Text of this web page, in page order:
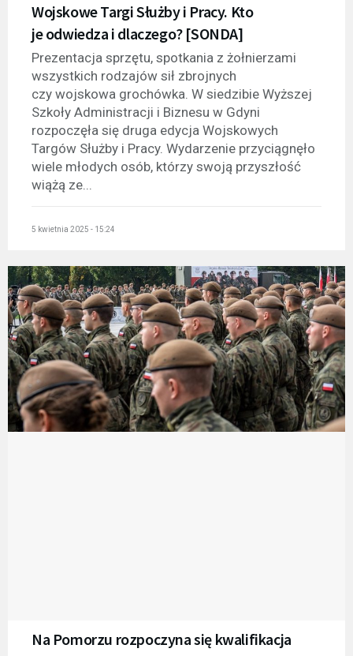
Wojskowe Targi Służby i Pracy. Kto
je odwiedza i dlaczego? [SONDA]
Prezentacja sprzętu, spotkania z żołnierzami
wszystkich rodzajów sił zbrojnych
czy wojskowa grochówka. W siedzibie Wyższej
Szkoły Administracji i Biznesu w Gdyni
rozpoczęła się druga edycja Wojskowych
Targów Służby i Pracy. Wydarzenie przyciągnęło
wiele młodych osób, którzy swoją przyszłość
wiążą ze...
5 kwietnia 2025 - 15:24
Na Pomorzu rozpoczyna się kwalifikacja